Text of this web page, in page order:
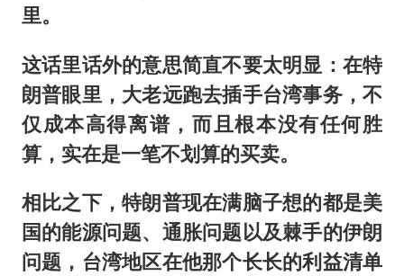
里。
这话里话外的意思简直不要太明显：在特
朗普眼里，大老远跑去插手台湾事务，不
仅成本高得离谱，而且根本没有任何胜
算，实在是一笔不划算的买卖。
相比之下，特朗普现在满脑子想的都是美
国的能源问题、通胀问题以及棘手的伊朗
问题，台湾地区在他那个长长的利益清单